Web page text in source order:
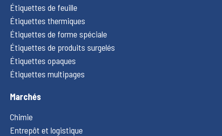
Étiquettes de feuille
Étiquettes thermiques
Étiquettes de forme spéciale
Étiquettes de produits surgelés
Étiquettes opaques
Étiquettes multipages
Marchés
Chimie
Entrepôt et logistique